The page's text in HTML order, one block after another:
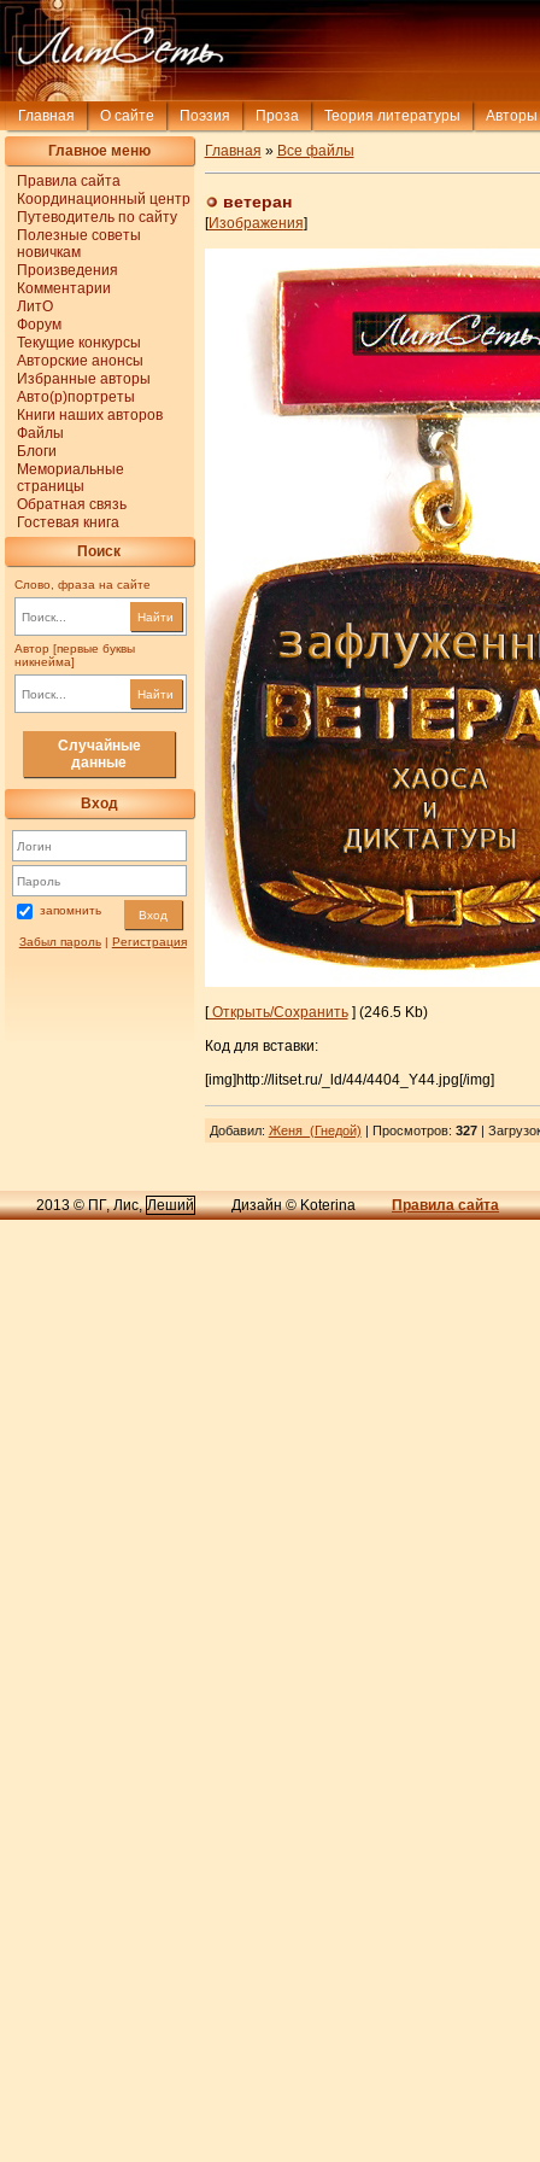
Главная О сайте Поэзия Проза Теория литературы Авторы
Главное меню
Правила сайта
Координационный центр
Путеводитель по сайту
Полезные советы
новичкам
Произведения
Комментарии
ЛитО
Форум
Текущие конкурсы
Авторские анонсы
Избранные авторы
Авто(р)портреты
Книги наших авторов
Файлы
Блоги
Мемориальные
страницы
Обратная связь
Гостевая книга
Поиск
Слово, фраза на сайте
Найти
Автор [первые буквы
никнейма]
Найти
Случайные
данные
Вход
запомнить Вход
Забыл пароль| Регистрация
Главная » Все файлы
ветеран
[Изображения]
[Открыть/Сохранить] (246.5 Kb)
Код для вставки:
[img]http://litset.ru/_ld/44/4404_Y44.jpg[/img]
Добавил: Женя_(Гнедой) | Просмотров: 327|
2013 © ПГ, Лис,Леший Дизайн © Koterina Правила сайта